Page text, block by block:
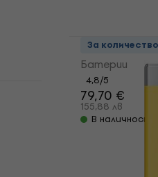
Positive
Батерии
4,8/5
79,70 €
155,88 лв
В наличност
За